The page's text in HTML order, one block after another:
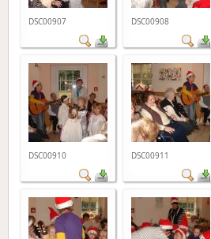
DSC00907 DSC00908
DSC00910 DSC00911